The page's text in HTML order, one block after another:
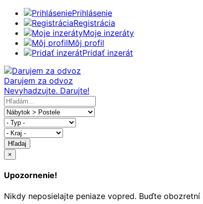
Prihlásenie
Registrácia
Moje inzeráty
Môj profil
Pridať inzerát
Darujem za odvoz
Nevyhadzujte. Darujte!
Hľadaj
×
Upozornenie!
Nikdy neposielajte peniaze vopred. Buďte